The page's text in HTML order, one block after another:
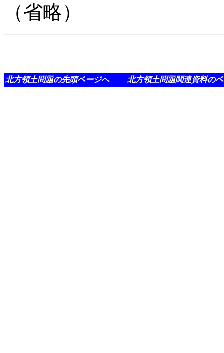
（省略）
北方領土問題の先頭ページへ 北方領土問題関連資料の